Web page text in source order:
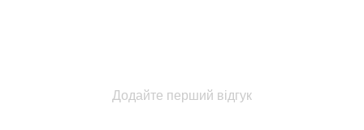
Додайте перший відгук